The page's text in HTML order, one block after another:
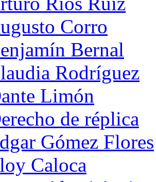
Corro
Bernal
Rodríguez
Limón
de réplica
Gómez Flores
Caloca